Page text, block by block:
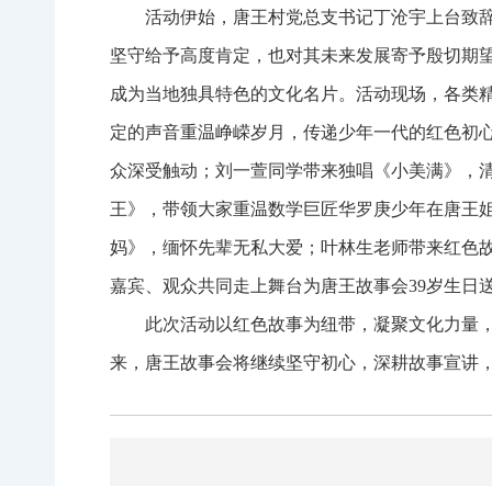
活动伊始，唐王村党总支书记丁沧宇上台致
坚守给予高度肯定，也对其未来发展寄予殷切期
成为当地独具特色的文化名片。活动现场，各
定的声音重温峥嵘岁月，传递少年一代的红色初
众深受触动；刘一萱同学带来独唱《小美满》，
王》，带领大家重温数学巨匠华罗庚少年在唐王
妈》，缅怀先辈无私大爱；叶林生老师带来红色
嘉宾、观众共同走上舞台为唐王故事会39岁生
此次活动以红色故事为纽带，凝聚文化力量
来，唐王故事会将继续坚守初心，深耕故事宣讲